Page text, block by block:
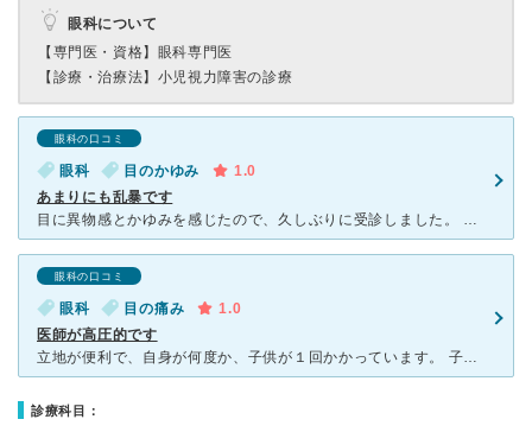
眼科について
【専門医・資格】 眼科専門医
【診療・治療法】 小児視力障害の診療
眼科の口コミ
眼科 目のかゆみ
1.0
あまりにも乱暴です
目に異物感とかゆみを感じたので、久しぶりに受診しました。 医師の診察の前に簡単な検査をするのですが、それを行うスタッフの対応もきつく、髪が落ちてきそうになると、後ろから鷲掴みのように頭を押さえつけら
眼科の口コミ
眼科 目の痛み
1.0
医師が高圧的です
立地が便利で、自身が何度か、子供が１回かかっています。 子どもが目が痛いと言い続けてかかったとき、不機嫌そうに「何にもなってないけどねえ！まあ一応目薬出しとくから」と言われ、その後、気になっていた白
診療科目：